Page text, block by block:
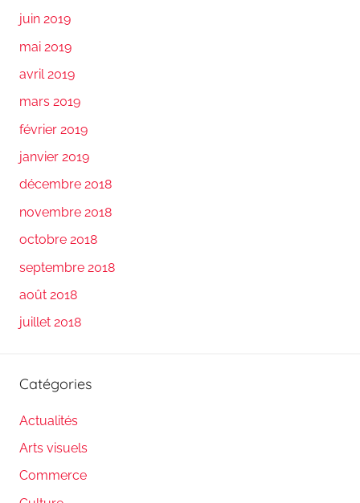
juin 2019
mai 2019
avril 2019
mars 2019
février 2019
janvier 2019
décembre 2018
novembre 2018
octobre 2018
septembre 2018
août 2018
juillet 2018
Catégories
Actualités
Arts visuels
Commerce